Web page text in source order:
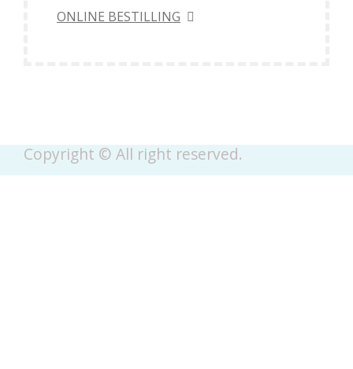
ONLINE BESTILLING
Copyright © All right reserved.